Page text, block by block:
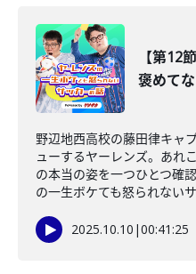
【第12
褒めて
野辺地西高校の藤田律キャ
ューするヤーレンズ。あれ
の本当の姿を一つひとつ確
の一生ボケても怒られない
2025.10.10 |00:41:25